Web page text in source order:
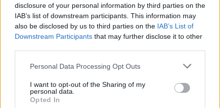
disclosure of your personal information by third parties on the
IAB’s list of downstream participants. This information may
also be disclosed by us to third parties on the IAB’s List of
Downstream Participants that may further disclose it to other
Please note that this website/app uses one or more Google
not limited to your visit or usage behaviour. You may click to
grant or deny consent to Google and its third-party tags to
use your data for below specified purposes in below Google
Personal Data Processing Opt Outs
I want to opt-out of the Sharing of my
personal data.
Opted In
Peran Téh dina Kaséhatan
Pencernaan
Entéh téh saé pisan pikeun kaséhatan pencernaan
anjeun. Éta mangrupikeun ubar anu nenangkeun
pikeun seueur masalah pencernaan. Entéh herbal
sapertos chamomile sareng jahé mangpaat pisan.
Éta nenangkeun beuteung anjeun sareng tiasa